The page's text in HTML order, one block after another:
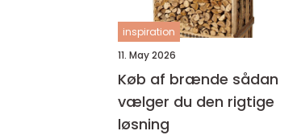
inspiration
11. May 2026
Køb af brænde sådan
vælger du den rigtige
løsning